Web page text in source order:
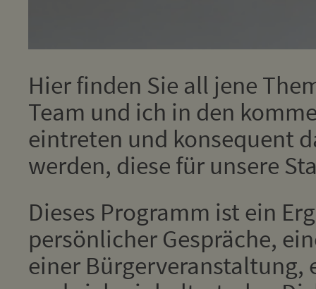
Hier finden Sie all jene
Team und ich in den
eintreten und konsequent
werden, diese für unsere
Dieses Programm ist ein
persönlicher Gespräche,
einer Bürgerveranstaltung,